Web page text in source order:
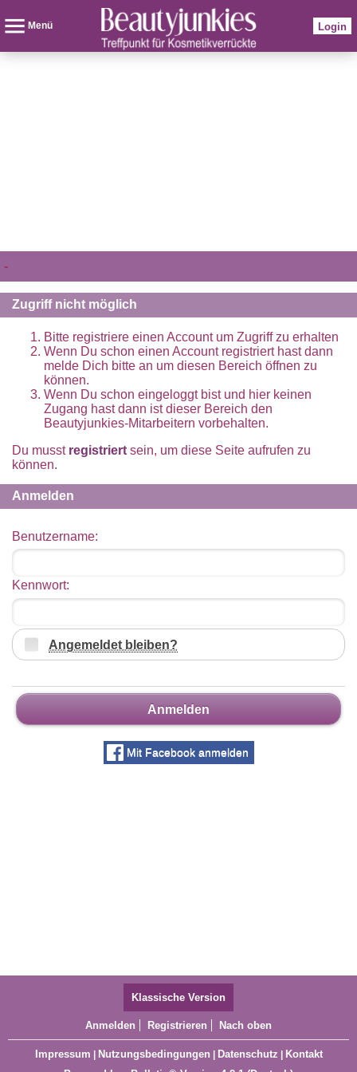
Menü Login
-
Zugriff nicht möglich
Bitte registriere einen Account um Zugriff zu erhalten
Wenn Du schon einen Account registriert hast dann
melde Dich bitte an um diesen Bereich öffnen zu
können.
Wenn Du schon eingeloggt bist und hier keinen
Zugang hast dann ist dieser Bereich den
Beautyjunkies-Mitarbeitern vorbehalten.
Du musst registriert sein, um diese Seite aufrufen zu
können.
Anmelden
Benutzername:
Kennwort:
Angemeldet bleiben?
Anmelden
Mit Facebook anmelden
Klassische Version
Anmelden Registrieren Nach oben
Impressum Nutzungsbedingungen Datenschutz
Kontakt